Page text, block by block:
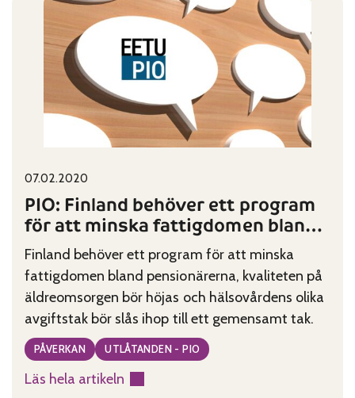
Social-
hälsovårdens
avgifter
vara
euro
per
år
Published on:
07.02.2020
PIO: Finland behöver ett program
för att minska fattigdomen bland
pensionärer
Finland behöver ett program för att minska
fattigdomen bland pensionärerna, kvaliteten på
äldreomsorgen bör höjas och hälsovårdens olika
avgiftstak bör slås ihop till ett gemensamt tak.
Categories:
PÅVERKAN UTLÅTANDEN - PIO
Läs hela artikeln
: